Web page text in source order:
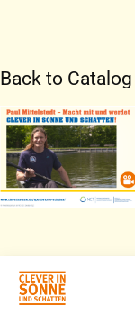
Back to Catalog